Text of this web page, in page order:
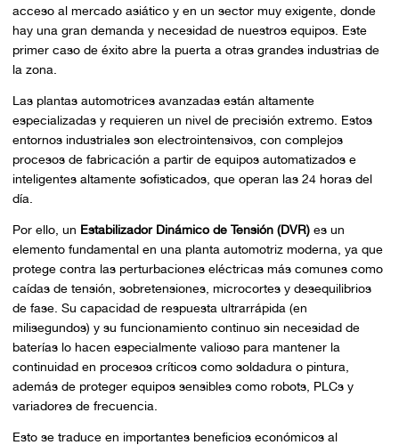
acceso al mercado asiático y en un sector muy exigente, donde
hay una gran demanda y necesidad de nuestros equipos. Este
primer caso de éxito abre la puerta a otras grandes industrias de
la zona.
Las plantas automotrices avanzadas están altamente
especializadas y requieren un nivel de precisión extremo. Estos
entornos industriales son electrointensivos, con complejos
procesos de fabricación a partir de equipos automatizados e
inteligentes altamente sofisticados, que operan las 24 horas del
día.
Por ello, un Estabilizador Dinámico de Tensión (DVR)es un
elemento fundamental en una planta automotriz moderna, ya que
protege contra las perturbaciones eléctricas más comunes como
caídas de tensión, sobretensiones, microcortes y desequilibrios
de fase. Su capacidad de respuesta ultrarrápida (en
milisegundos) y su funcionamiento continuo sin necesidad de
baterías lo hacen especialmente valioso para mantener la
continuidad en procesos críticos como soldadura o pintura,
además de proteger equipos sensibles como robots, PLCs y
variadores de frecuencia.
Esto se traduce en importantes beneficios económicos al